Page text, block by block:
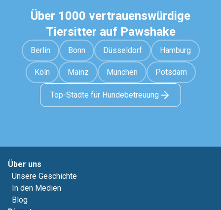
Über 1000 vertrauenswürdige
Tiersitter auf Pawshake
Berlin Bonn Düsseldorf Hamburg
Köln Mainz München Potsdam
Top-Städte für Hundebetreuung
Über uns
Unsere Geschichte
In den Medien
Blog